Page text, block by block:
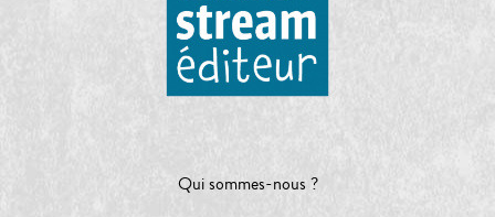
Qui sommes-nous ?